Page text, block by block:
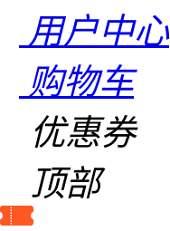
用户中心
购物车
优惠券
顶部